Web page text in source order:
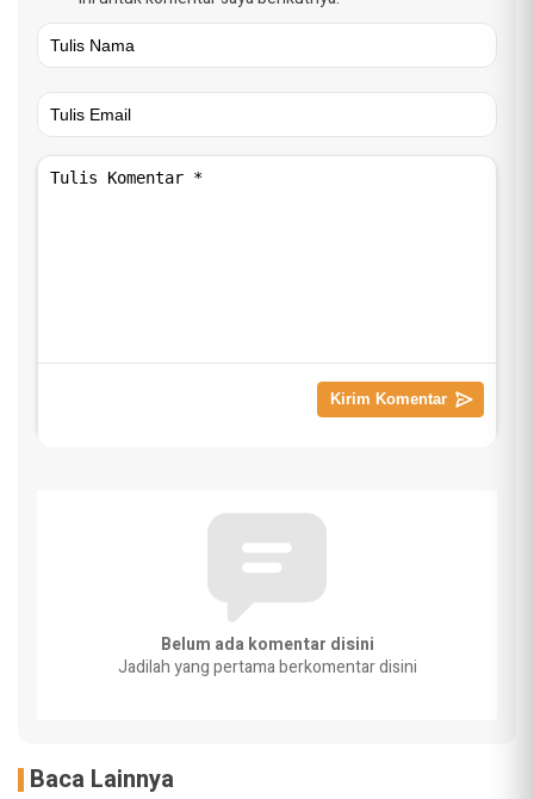
Belum ada komentar disini
Jadilah yang pertama berkomentar disini
Baca Lainnya